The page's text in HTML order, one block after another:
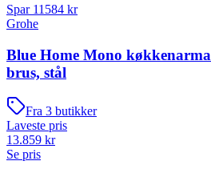
Spar 11584 kr
Grohe
Blue Home Mono
brus, stål
Fra 3 butikker
Laveste pris
13.859 kr
Se pris